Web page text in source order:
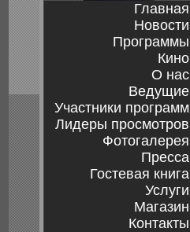
Главная
Новости
Программы
Кино
О нас
Ведущие
Участники программ
Лидеры просмотров
Фотогалерея
Пресса
Гостевая книга
Услуги
Магазин
Контакты